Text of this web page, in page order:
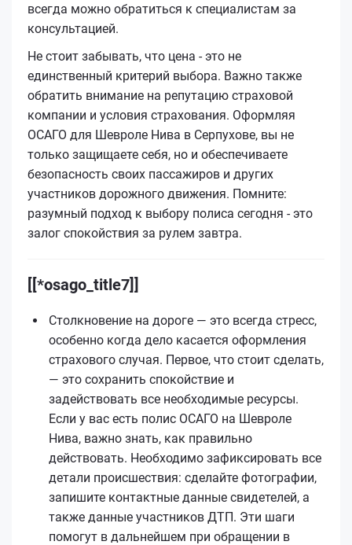
всегда можно обратиться к специалистам за
консультацией.
Не стоит забывать, что цена - это не
единственный критерий выбора. Важно также
обратить внимание на репутацию страховой
компании и условия страхования. Оформляя
ОСАГО для Шевроле Нива в Серпухове, вы не
только защищаете себя, но и обеспечиваете
безопасность своих пассажиров и других
участников дорожного движения. Помните:
разумный подход к выбору полиса сегодня - это
залог спокойствия за рулем завтра.
[[*osago_title7]]
Столкновение на дороге — это всегда стресс,
особенно когда дело касается оформления
страхового случая. Первое, что стоит сделать,
— это сохранить спокойствие и
задействовать все необходимые ресурсы.
Если у вас есть полис ОСАГО на Шевроле
Нива, важно знать, как правильно
действовать. Необходимо зафиксировать все
детали происшествия: сделайте фотографии,
запишите контактные данные свидетелей, а
также данные участников ДТП. Эти шаги
помогут в дальнейшем при обращении в